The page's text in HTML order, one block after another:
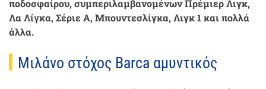
ποδοσφαίρου, συμπεριλαμβανομένων Πρέμιερ Λιγκ,
Λα Λίγκα, Σέριε Α, Μπουντεσλίγκα, Λιγκ 1 και πολλά
άλλα.
Μιλάνο στόχος Barca αμυντικός